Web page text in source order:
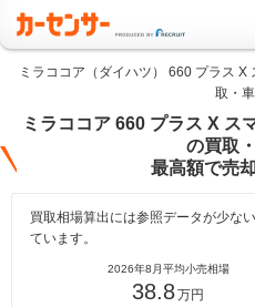
ミラココア（ダイハツ） 660 プラス
取・
ミラココア 660 プラス X ス
の買取
最高額で売
買取相場算出には参照データが少な
ています。
2026年8月平均小売相場
38.8万円